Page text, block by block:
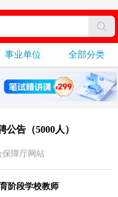
事业单位 全部分类
告（5000人）
保障厅网站
阶段学校教师